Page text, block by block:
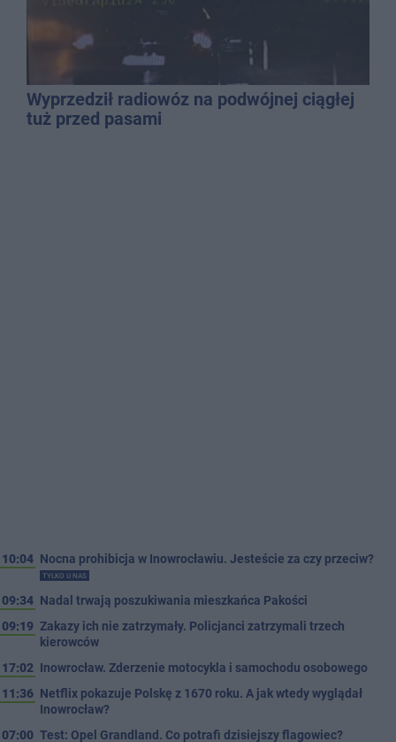
Wyprzedził radiowóz na podwójnej ciągłej
tuż przed pasami
10:04 Nocna prohibicja w Inowrocławiu. Jesteście za czy przeciw?
TYLKO U NAS
09:34 Nadal trwają poszukiwania mieszkańca Pakości
09:19 Zakazy ich nie zatrzymały. Policjanci zatrzymali trzech
kierowców
17:02 Inowrocław. Zderzenie motocykla i samochodu osobowego
11:36 Netflix pokazuje Polskę z 1670 roku. A jak wtedy wyglądał
Inowrocław?
07:00 Test: Opel Grandland. Co potrafi dzisiejszy flagowiec?